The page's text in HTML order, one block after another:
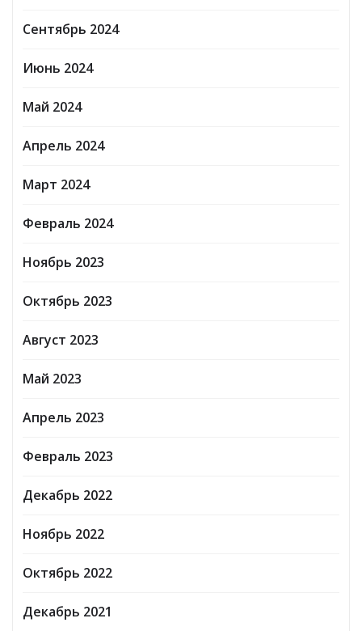
Сентябрь 2024
Июнь 2024
Май 2024
Апрель 2024
Март 2024
Февраль 2024
Ноябрь 2023
Октябрь 2023
Август 2023
Май 2023
Апрель 2023
Февраль 2023
Декабрь 2022
Ноябрь 2022
Октябрь 2022
Декабрь 2021